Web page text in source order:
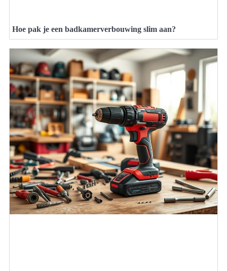
Hoe pak je een badkamerverbouwing slim aan?